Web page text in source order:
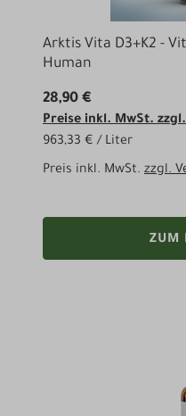
Arktis Vita D3+K2 -
Human
28,90 €
Preise inkl. MwSt.
963,33 € / Liter
Preis inkl. MwSt. zzgl.
ZUM